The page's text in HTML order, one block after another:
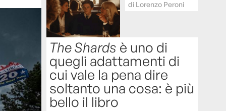
di Lorenzo Peroni
The Shards è uno di
quegli adattamenti di
cui vale la pena dire
soltanto una cosa: è più
bello il libro